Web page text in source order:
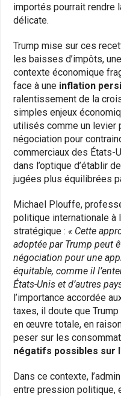
importés pourrait rendre
délicate.
Trump mise sur ces
les baisses d’impôts,
contexte économique
face à une inflation
ralentissement de la
simples enjeux
utilisés comme un levier
négociation pour
commerciaux des États-
dans l’optique d’établir
jugées plus équilibrées
Michael Plouffe,
politique internationale à
stratégique : « Cette
adoptée par Trump peut
négociation pour une
équitable, comme il
États-Unis et d’autres
l’importance accordée
taxes, il doute que
en œuvre totale, en
peser sur les
négatifs possibles sur
Dans ce contexte,
entre pression politique,